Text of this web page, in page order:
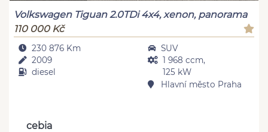
Volkswagen Tiguan 2.0TDi 4x4, xenon, panorama
110 000 Kč
230 876 Km
2009
diesel
SUV
1 968 ccm,
125 kW
Hlavní město Praha
cebia